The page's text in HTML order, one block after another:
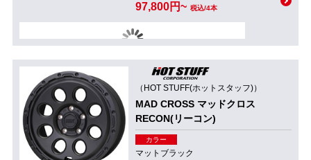
97,800円~ 税込/4本
（HOT STUFF(ホットスタッフ)）
MAD CROSS マッドクロス
RECON(リーコン)
カラー
マットブラック